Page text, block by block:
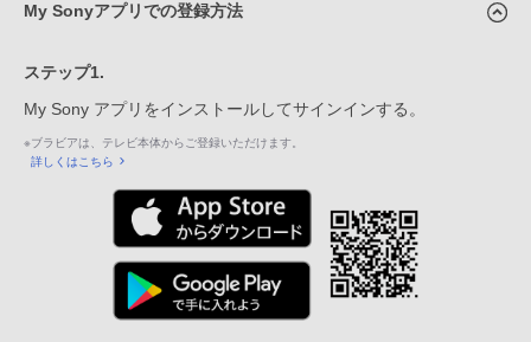
My Sonyアプリでの登録方法
ステップ1.
My Sony アプリをインストールしてサインインする。
※ブラビアは、テレビ本体からご登録いただけます。
詳しくはこちら